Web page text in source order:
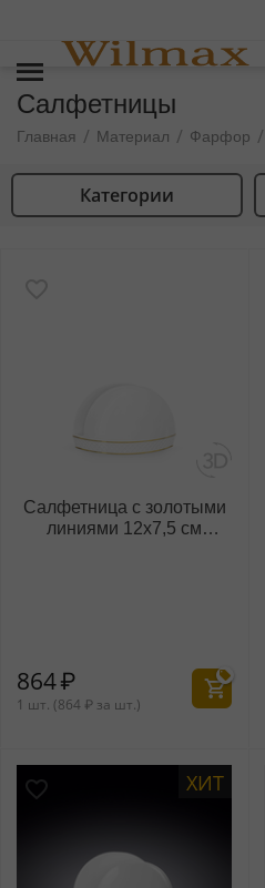
Салфетницы
Главная / Материал / Фарфор /
Категории
Салфетница с золотыми
линиями 12x7,5 см
864₽
1 шт. (864 ₽ за шт.)
ХИТ